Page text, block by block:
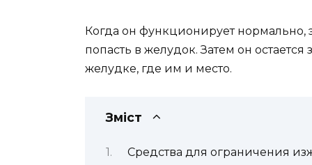
Когда он функционирует нормально,
попасть в желудок. Затем он
желудке, где им и место.
Зміст
Средства для ограничения